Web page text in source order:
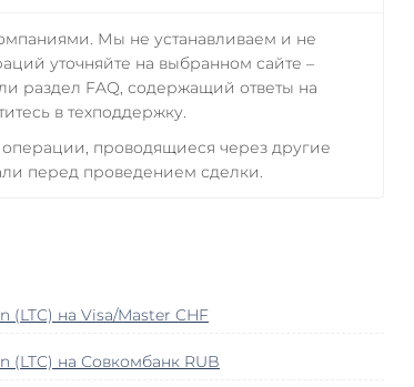
Мы не устанавливаем и не
уточняйте на выбранном сайте –
раздел FAQ, содержащий ответы на
в техподдержку.
проводящиеся через другие
перед проведением сделки.
(LTC) на Visa/Master CHF
(LTC) на Совкомбанк RUB